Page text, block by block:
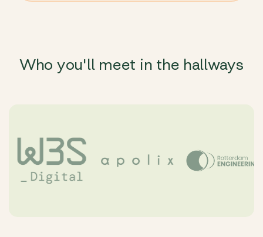
Who you'll meet in the hallways